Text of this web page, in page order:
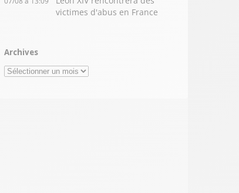
victimes d'abus en France
Archives
Archives